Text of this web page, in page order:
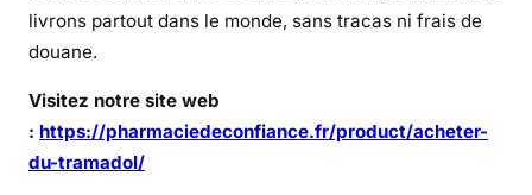
é
i
livrons partout dans le monde, sans tracas ni frais de
douane.
Visitez notre site web
: https://pharmaciedeconfiance.fr/product/acheter-
du-tramadol/